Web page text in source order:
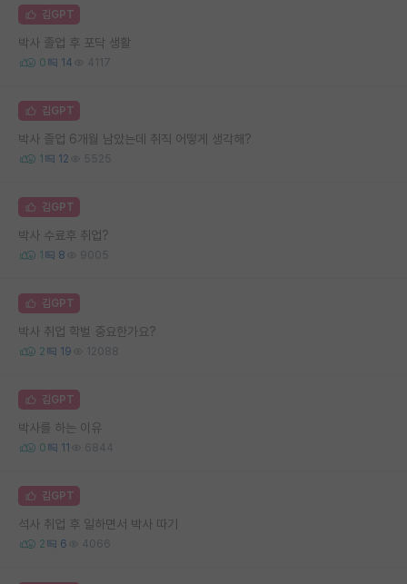
김GPT
박사 졸업 후 포닥 생활
0 14 4117
김GPT
박사 졸업 6개월 남았는데 취직 어떻게 생각해?
1 12 5525
김GPT
박사 수료후 취업?
1 8 9005
김GPT
박사 취업 학벌 중요한가요?
2 19 12088
김GPT
박사를 하는 이유
0 11 6844
김GPT
석사 취업 후 일하면서 박사 따기
2 6 4066